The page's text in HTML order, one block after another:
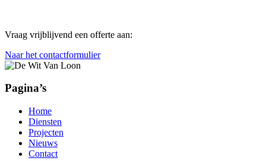
Vraag vrijblijvend een offerte aan:
Naar het contactformulier
Pagina’s
Home
Diensten
Projecten
Nieuws
Contact